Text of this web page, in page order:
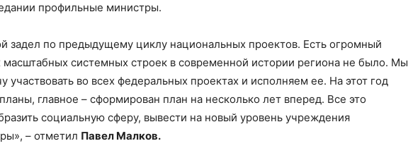
профильные министры.
задел по предыдущему циклу национальных проектов. Есть огромный
масштабных системных строек в современной истории региона не было. Мы
участвовать во всех федеральных проектах и исполняем ее. На этот год
главное – сформирован план на несколько лет вперед. Все это
социальную сферу, вывести на новый уровень учреждения
– отметил Павел Малков.